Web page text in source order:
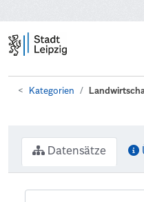
Kategorien
Datensätze